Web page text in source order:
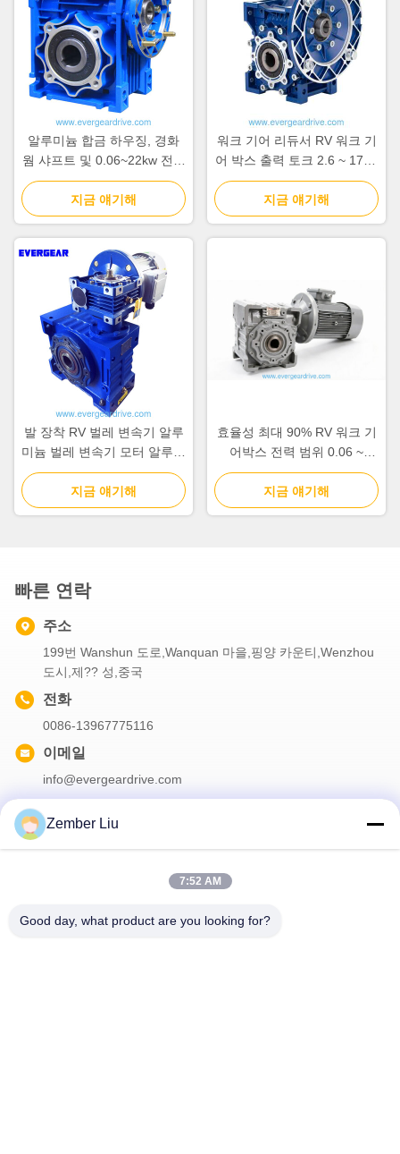
알루미늄 합금 하우징, 경화
웜 샤프트 및 0.06~22kw 전력
범위를 갖춘 NMRV 웜 기어
감속기
지금 얘기해
워크 기어 리듀서 RV 워크 기
어 박스 출력 토크 2.6 ~ 1760
Nm 운영 온도 범위 영하 20
°C ~ 80 °C
지금 얘기해
발 장착 RV 벌레 변속기 알루
미늄 벌레 변속기 모터 알루미
늄 건설 내구성 및 가벼운 적
합 자동화
지금 얘기해
효율성 최대 90% RV 워크 기
어박스 전력 범위 0.06 ~
22kw 파란색 또는 은색
지금 얘기해
빠른 연락
주소
199번 Wanshun 도로,Wanquan 마을,핑양 카운티,Wenzhou
도시,제?? 성,중국
전화
0086-13967775116
이메일
info@evergeardrive.com
Zember Liu
7:52 AM
Good day, what product are you looking for?